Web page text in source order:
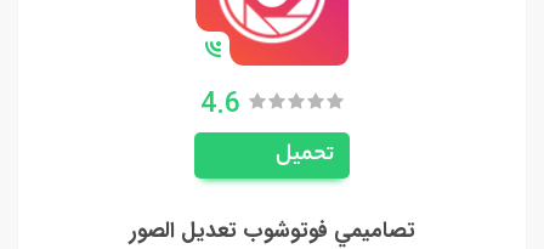
4.6
تحميل
تصاميمي فوتوشوب تعديل الصور